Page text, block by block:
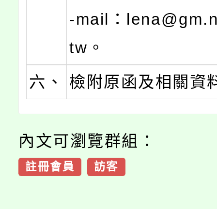
-mail：
tw。
六、
檢附原函及相關資
內文可瀏覽群組：
註冊會員 訪客